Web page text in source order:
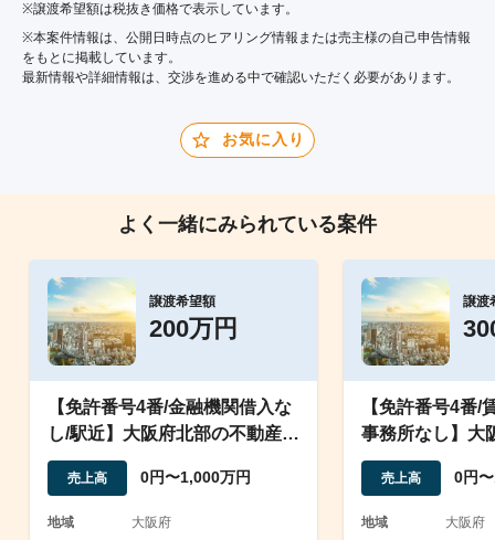
※譲渡希望額は税抜き価格で表示しています。
※本案件情報は、公開日時点のヒアリング情報または売主様の自己申告情報
をもとに掲載しています。
最新情報や詳細情報は、交渉を進める中で確認いただく必要があります。
お気に入り
よく一緒にみられている案件
譲渡希望額
200万円
【免許番号4番/金融機関借入な
し/駅近】大阪府北部の不動産法
人譲渡
売上高 0円〜1,000万円
地域
大阪府
譲渡
【免許番号4番/
事務所なし】大
動産法人譲渡
売上高 0円
地域
大阪府